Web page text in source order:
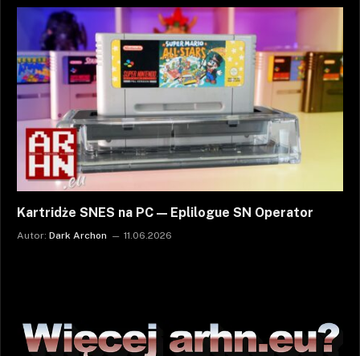
Kartridże SNES na PC — Eplilogue SN Operator
Autor: Dark Archon 11.06.2026